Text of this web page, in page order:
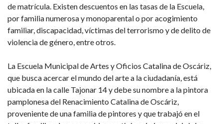
de matrícula. Existen descuentos en las tasas de la Escuela,
por familia numerosa y monoparental o por acogimiento
familiar, discapacidad, víctimas del terrorismo y de delito de
violencia de género, entre otros.
La Escuela Municipal de Artes y Oficios Catalina de Oscáriz,
que busca acercar el mundo del arte a la ciudadanía, está
ubicada en la calle Tajonar 14 y debe su nombre a la pintora
pamplonesa del Renacimiento Catalina de Oscáriz,
proveniente de una familia de pintores y que trabajó en el